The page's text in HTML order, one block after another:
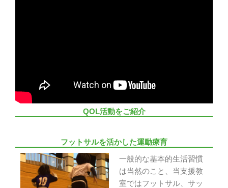
QOL活動をご紹介
フットサルを活かした運動療育
一般的な基本的生活習慣
は当然のこと、当支援教
室ではフットサル、サッ